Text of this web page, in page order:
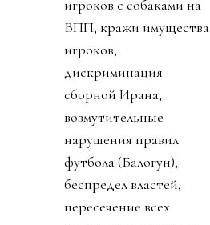
игроков с собаками на
ВПП, кражи имущества
игроков,
дискриминация
сборной Ирана,
возмутительные
нарушения правил
футбола (Балогун),
беспредел властей,
пересечение всех